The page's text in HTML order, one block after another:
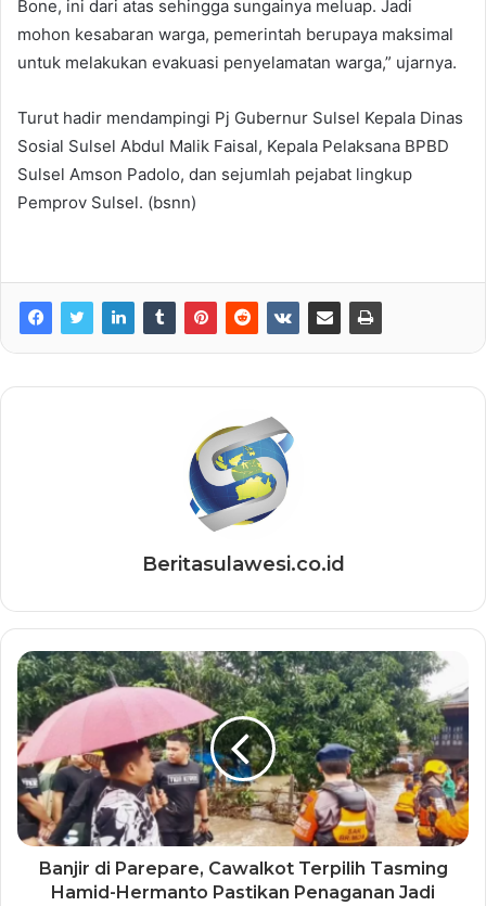
Bone, ini dari atas sehingga sungainya meluap. Jadi
mohon kesabaran warga, pemerintah berupaya maksimal
untuk melakukan evakuasi penyelamatan warga,” ujarnya.
Turut hadir mendampingi Pj Gubernur Sulsel Kepala Dinas
Sosial Sulsel Abdul Malik Faisal, Kepala Pelaksana BPBD
Sulsel Amson Padolo, dan sejumlah pejabat lingkup
Pemprov Sulsel. (bsnn)
Beritasulawesi.co.id
Banjir di Parepare, Cawalkot Terpilih Tasming
Hamid-Hermanto Pastikan Penaganan Jadi